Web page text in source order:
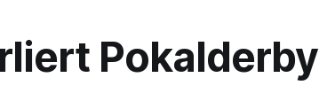
Pokalderby